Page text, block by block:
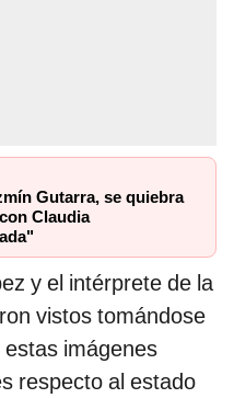
Gutarra, se quiebra
Claudia
y el intérprete de la
vistos tomándose
imágenes
respecto al estado